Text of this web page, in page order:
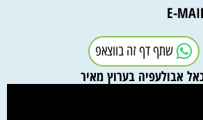
שתף דף זה בווצאפ
אבולעפיה בערוץ מאיר